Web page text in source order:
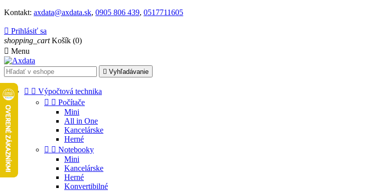
Kontakt: axdata@axdata.sk, 0905 806 439, 0517711605
 Prihlásiť sa
shopping_cart Košík (0)
 Menu
 Vyhľadávanie
  Výpočtová technika
  Počítače
Mini
All in One
Kancelárske
Herné
  Notebooky
Mini
Kancelárske
Herné
Konvertibilné